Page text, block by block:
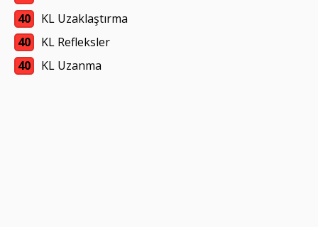
40
KL Uzaklaştırma
40
KL Refleksler
40
KL Uzanma